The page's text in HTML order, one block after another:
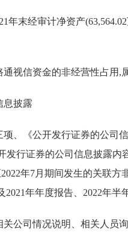
年末经审计净资产
视信资金的非经营性占用,
息披露
、《公开发行证券的公
发行证券的公司信息披露
年7月期间发生的关联
年年度报告、2022年半
公司情况说明、相关人员